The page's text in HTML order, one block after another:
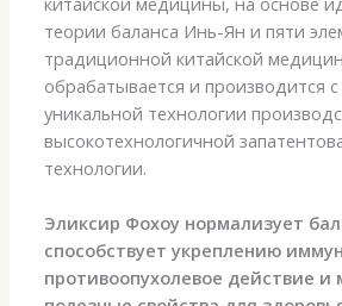
теории баланса Инь-Ян и пяти
традиционной китайской
обрабатывается и производится
уникальной технологии
высокотехнологичной
технологии.
Эликсир Фохоу нормализует
способствует укреплению
противоопухолевое действие и